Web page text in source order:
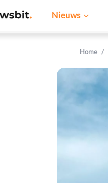
Nieuws
Home